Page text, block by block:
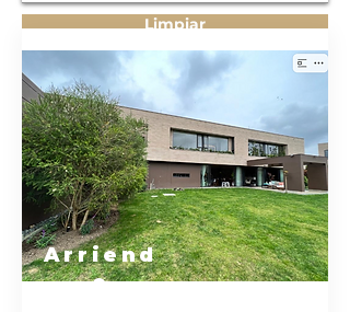
Limpiar
Arriend
o